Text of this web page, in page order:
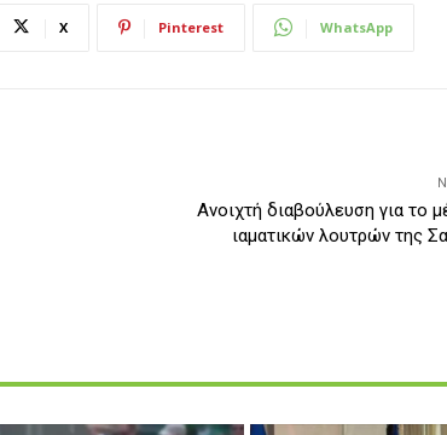
X Pinterest WhatsApp
Ανοιχτή διαβούλευση για το
ιαματικών λουτρών της